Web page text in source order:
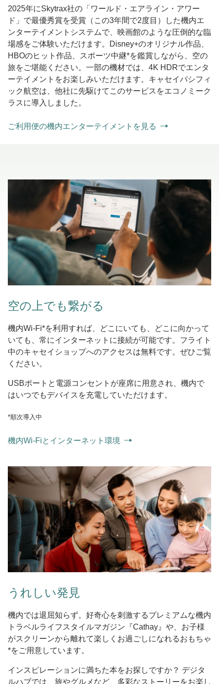
2025年にSkytrax社の「ワールド・エアライン・アワー
ド」で最優秀賞を受賞（この3年間で2度目）した機内エ
ンターテイメントシステムで、映画館のような圧倒的な臨
場感をご体験いただけます。Disney+のオリジナル作品、
HBOのヒット作品、スポーツ中継*を鑑賞しながら、空の
旅をご堪能ください。一部の機材では、4K HDRでエンタ
ーテイメントをお楽しみいただけます。キャセイパシフィ
ック航空は、他社に先駆けてこのサービスをエコノミーク
ラスに導入しました。
ご利用便の機内エンターテイメントを見る
空の上でも繋がる
機内Wi-Fi*を利用すれば、どこにいても、どこに向かって
いても、常にインターネットに接続が可能です。フライト
中のキャセイショップへのアクセスは無料です。ぜひご覧
ください。
USBポートと電源コンセントが座席に用意され、機内で
はいつでもデバイスを充電していただけます。
*順次導入中
機内Wi-Fiとインターネット環境
うれしい発見
機内では退屈知らず。好奇心を刺激するプレミアムな機内
トラベルライフスタイルマガジン『Cathay』や、お子様
がスクリーンから離れて楽しくお過ごしになれるおもちゃ
*をご用意しています。
インスピレーションに満ちた本をお探しですか？ デジタ
ルハブでは、旅やグルメなど、多彩なストーリーをお楽し